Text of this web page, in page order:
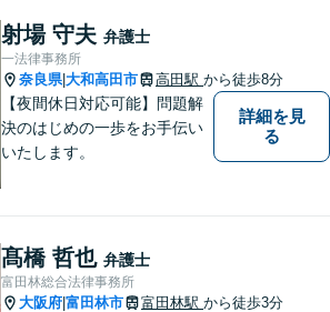
決策を提案し続けます。 よろ
しくお願いします。
射場 守夫 弁護士
一法律事務所
奈良県|大和高田市 高田駅 から徒歩8分
【夜間休日対応可能】問題解
決のはじめの一歩をお手伝い
いたします。
詳細を見
る
髙橋 哲也 弁護士
富田林総合法律事務所
大阪府 富田林市 富田林駅 から徒歩3分